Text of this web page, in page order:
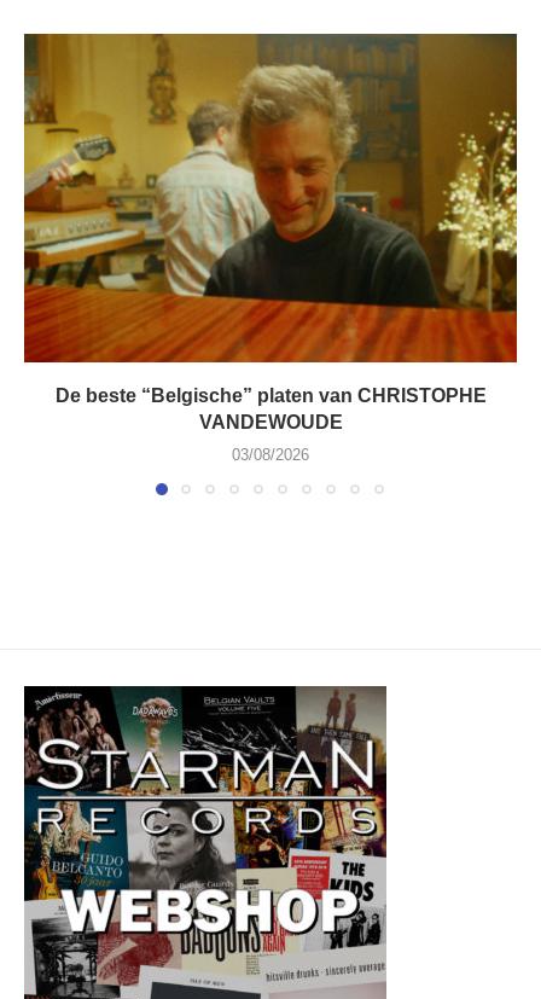
De beste “Belgische” platen van CHRISTOPHE
VANDEWOUDE
03/08/2026